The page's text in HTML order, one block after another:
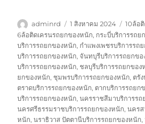
ผู้
เขียน
adminrd
เขียน
เมื่อ
1 สิงหาคม 2024
ป้าย
กำกับ
10ล้อ
6ล้อติดเครนรถยกของหนัก, กระบี่บริการรถย
บริการรถยกของหนัก, กำแพงเพชรบริการรถ
บริการรถยกของหนัก, จันทบุรีบริการรถยกขอ
บริการรถยกของหนัก, ชลบุรีบริการรถยกของ
ยกของหนัก, ชุมพรบริการรถยกของหนัก, ตรั
ตราดบริการรถยกของหนัก, ตากบริการรถยก
บริการรถยกของหนัก,นครราชสีมาบริการร
นครศรีธรรมราชบริการรถยกของหนัก,นครส
หนัก,นราธิวาส ปัตตานีบริการรถยกของหนัก,